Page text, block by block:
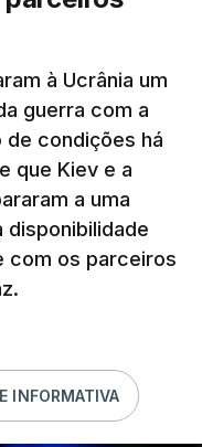
à Ucrânia um
guerra com a
de condições há
que Kiev e a
a uma
disponibilidade
com os parceiros
INFORMATIVA